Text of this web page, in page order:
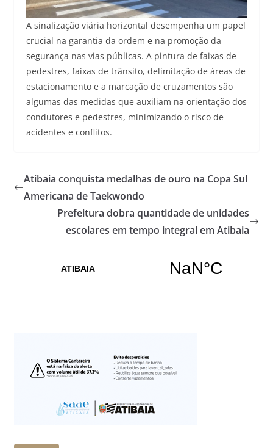
A sinalização viária horizontal desempenha um papel
crucial na garantia da ordem e na promoção da
segurança nas vias públicas. A pintura de faixas de
pedestres, faixas de trânsito, delimitação de áreas de
estacionamento e a marcação de cruzamentos são
algumas das medidas que auxiliam na orientação dos
condutores e pedestres, minimizando o risco de
acidentes e conflitos.
Atibaia conquista medalhas de ouro na Copa Sul
Americana de Taekwondo
Prefeitura dobra quantidade de unidades
escolares em tempo integral em Atibaia